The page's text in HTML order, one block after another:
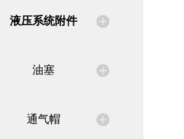
液压系统附件
油塞
通气帽